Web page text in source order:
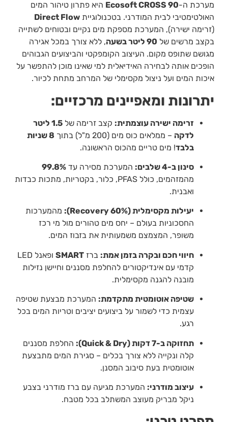
מערכת ה-Ecosoft CROSS 90 היא פתרון טיהור המים
האולטימטיבי לבית המודרני. בטכנולוגיית Direct Flow
(זרימה ישירה), המערכת מספקת מים נקיים ובטוחים לשתייה
בקצב מרשים של 90 ליטר בשעה
, ללא צורך במכל אגירה
מגושם שתופס מקום. העיצוב הקומפקטי והביצועים הגבוהים
הופכים אותה לבחירה האידיאלית למי שאינו מוכן להתפשר על
איכות המים ועל ניצול מקסימלי של המרחב מתחת לכיור.
יתרונות ומאפיינים מרכזיים:
זרימה ישירה עוצמתית: קצב זרימה של
1.5 ליטר
לדקה – ממלאים כוס מים (200 מ"ל) בתוך
8 שניות
בלבד! מים טריים מהכוס הראשונה.
סינון ב-4 שלבים: המערכת מסירה עד 99.8%
מהמזהמים, כולל PFAS, כלור, בקטריות, מתכות כבדות
ואבנית.
יעילות מקסימלית (60% Recovery):
מהמערכות
החסכוניות בעולם – יחס מים טהורים מול מי רכז
משופר, המצמצם משמעותית את בזבוז המים.
חיווי חכם ובקרה בזמן אמת: ברז SMART
ופאנל LED
קדמי עם אינדיקטורים להחלפת מסננים וחיישן נזילות
מובנה להגנה מקסימלית.
שטיפה אוטומטית מתקדמת: המערכת מבצעת שטיפה
עצמית כדי לשמור על ביצועים יציבים וטריות המים בכל
רגע.
תחזוקה ב-7 דקות (Quick & Dry):
החלפת מסננים
קלה ונקייה ללא צורך בכלים – סגירת המים מתבצעת
אוטומטית בעת סיבוב המסנן.
עיצוב מודרני: המערכת מגיעה עם ברז מודרני בצבע
ניקל מבריק מעוצב המשתלב בכל מטבח.